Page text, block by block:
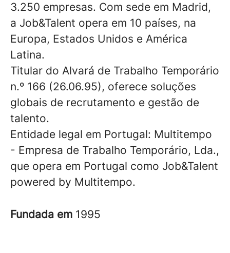
3.250 empresas. Com sede em Madrid,
a Job&Talent opera em 10 países, na
Europa, Estados Unidos e América
Latina.
Titular do Alvará de Trabalho Temporário
n.º 166 (26.06.95), oferece soluções
globais de recrutamento e gestão de
talento.
Entidade legal em Portugal: Multitempo
- Empresa de Trabalho Temporário, Lda.,
que opera em Portugal como Job&Talent
powered by Multitempo.
Fundada em 1995